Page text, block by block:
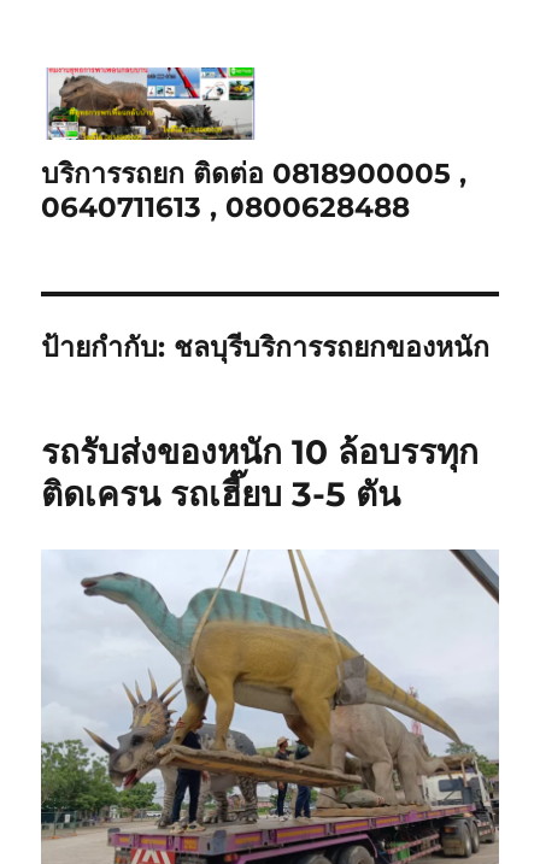
บริการรถยก ติดต่อ 0818900005 ,
0640711613 , 0800628488
ป้ายกำกับ: ชลบุรีบริการรถยกของหนัก
รถรับส่งของหนัก 10 ล้อบรรทุก
ติดเครน รถเฮี๊ยบ 3-5 ตัน